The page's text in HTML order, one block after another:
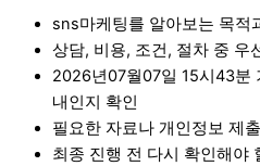
sns마케팅를 알아보는 목적
상담, 비용, 조건, 절차 중 우
2026년07월07일 15시43분
내인지 확인
필요한 자료나 개인정보 제
최종 진행 전 다시 확인해야